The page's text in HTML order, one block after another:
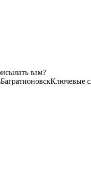
вам?
БагратионовскКлючевые